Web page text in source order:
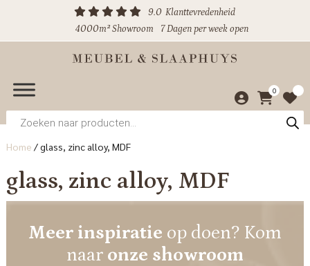
9.0 Klanttevredenheid
4000m² Showroom
7 Dagen per week open
0
Producten
zoeken
Home /glass, zinc alloy, MDF
glass, zinc alloy, MDF
Meer inspiratie op doen? Kom
naar onze showroom